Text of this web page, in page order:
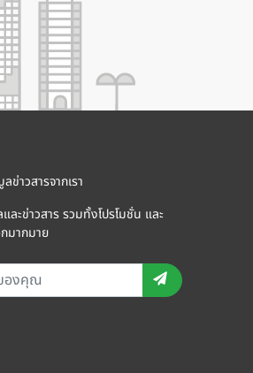
ข่าวสารจากเรา
ละข่าวสาร รวมทั้งโปรโมชั่น และ
มากมาย